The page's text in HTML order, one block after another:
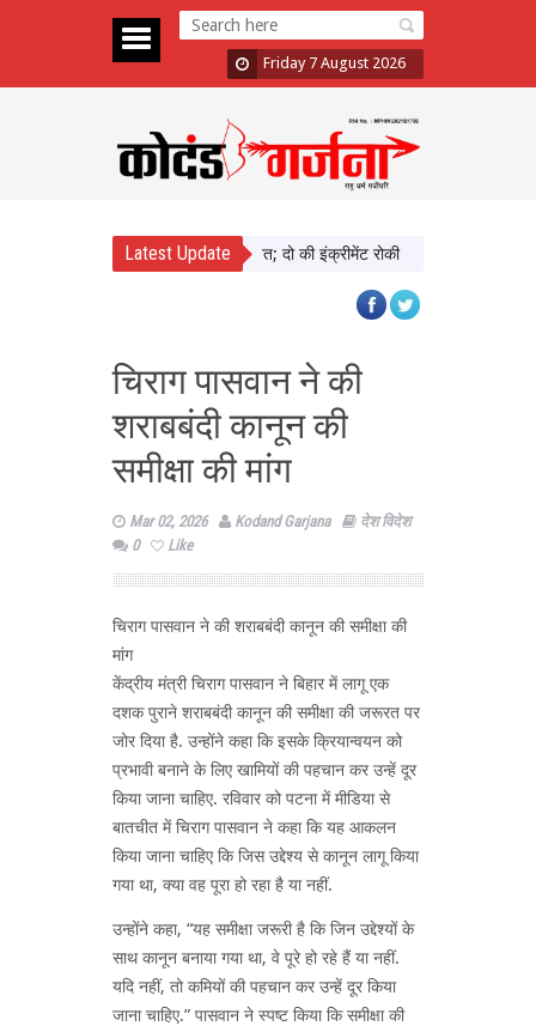
Friday 7 August 2026
Latest Update
में दिखाई सख्ती, 3 अधिकारी निलंबित; दो की इंक्रीमेंट रोकी पंजाब चुनाव से पहले
चिराग पासवान ने की
शराबबंदी कानून की
समीक्षा की मांग
Mar 02, 2026 Kodand Garjana
देश विदेश
0
Like
चिराग पासवान ने की शराबबंदी कानून की समीक्षा की
मांग
केंद्रीय मंत्री चिराग पासवान ने बिहार में लागू एक
दशक पुराने शराबबंदी कानून की समीक्षा की जरूरत पर
जोर दिया है. उन्होंने कहा कि इसके क्रियान्वयन को
प्रभावी बनाने के लिए खामियों की पहचान कर उन्हें दूर
किया जाना चाहिए. रविवार को पटना में मीडिया से
बातचीत में चिराग पासवान ने कहा कि यह आकलन
किया जाना चाहिए कि जिस उद्देश्य से कानून लागू किया
गया था, क्या वह पूरा हो रहा है या नहीं.
उन्होंने कहा, “यह समीक्षा जरूरी है कि जिन उद्देश्यों के
साथ कानून बनाया गया था, वे पूरे हो रहे हैं या नहीं.
यदि नहीं, तो कमियों की पहचान कर उन्हें दूर किया
जाना चाहिए.” पासवान ने स्पष्ट किया कि समीक्षा की